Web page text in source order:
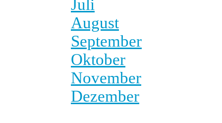
Juli
August
September
Oktober
November
Dezember